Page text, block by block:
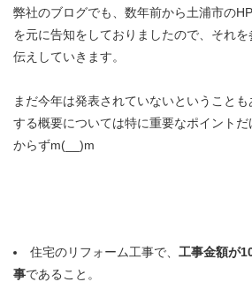
弊社のブログでも、数年前から土浦市の
を元に告知をしておりましたので、それ
伝えしていきます。
まだ今年は発表されていないということ
する概要については特に重要なポイント
からずm(__)m
住宅のリフォーム工事で、 工事金額が
事であること。